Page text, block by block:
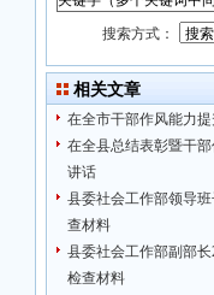
搜索方式：
相关文章
在全市干部作风能力
在全县总结表彰暨干
讲话
县委社会工作部领导
查材料
县委社会工作部副部
检查材料